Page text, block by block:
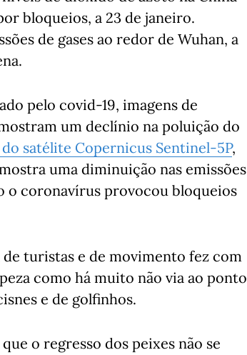
bloqueios, a 23 de janeiro.
de gases ao redor de Wuhan, a
pelo covid-19, imagens de
um declínio na poluição do
satélite Copernicus Sentinel-5P,
uma diminuição nas emissões
o coronavírus provocou bloqueios
turistas e de movimento fez com
como há muito não via ao ponto
e de golfinhos.
o regresso dos peixes não se